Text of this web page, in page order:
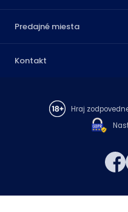
Predajné miesta
Kontakt
Hraj